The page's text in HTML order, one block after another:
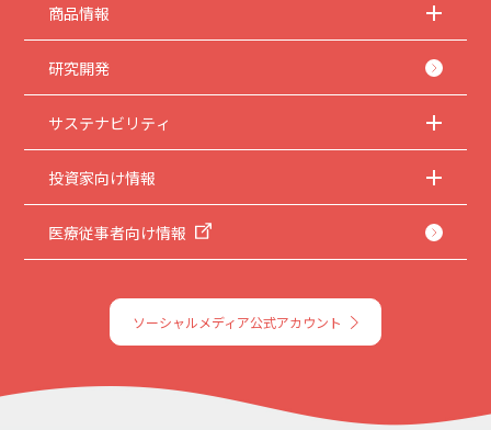
商品情報
研究開発
サステナビリティ
投資家向け情報
医療従事者向け情報
ソーシャルメディア公式アカウント